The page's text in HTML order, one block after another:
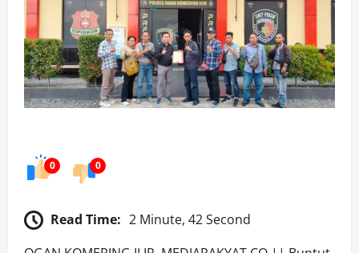
0 0
Read Time: 2 Minute, 42 Second